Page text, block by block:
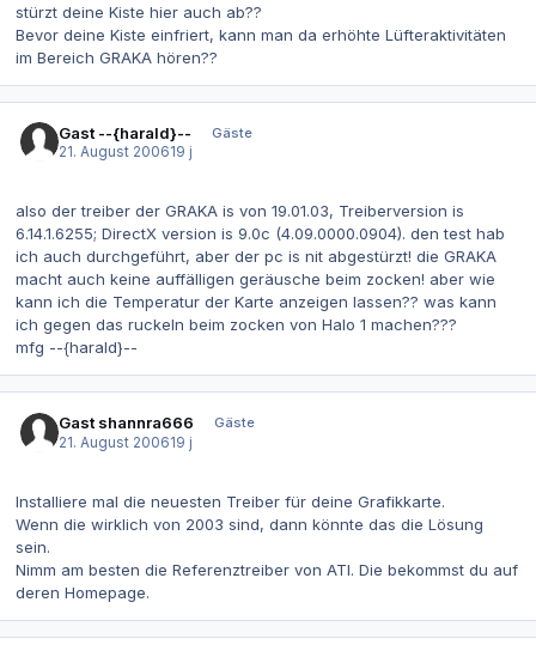
stürzt deine Kiste hier auch ab??
Bevor deine Kiste einfriert, kann man da erhöhte Lüfteraktivitäten
im Bereich GRAKA hören??
Gast --{harald}--
Gäste
21. August 200619 j
also der treiber der GRAKA is von 19.01.03, Treiberversion is
6.14.1.6255; DirectX version is 9.0c (4.09.0000.0904). den test hab
ich auch durchgeführt, aber der pc is nit abgestürzt! die GRAKA
macht auch keine auffälligen geräusche beim zocken! aber wie
kann ich die Temperatur der Karte anzeigen lassen?? was kann
ich gegen das ruckeln beim zocken von Halo 1 machen???
mfg --{harald}--
Gast shannra666
Gäste
21. August 200619 j
Installiere mal die neuesten Treiber für deine Grafikkarte.
Wenn die wirklich von 2003 sind, dann könnte das die Lösung
sein.
Nimm am besten die Referenztreiber von ATI. Die bekommst du auf
deren Homepage.